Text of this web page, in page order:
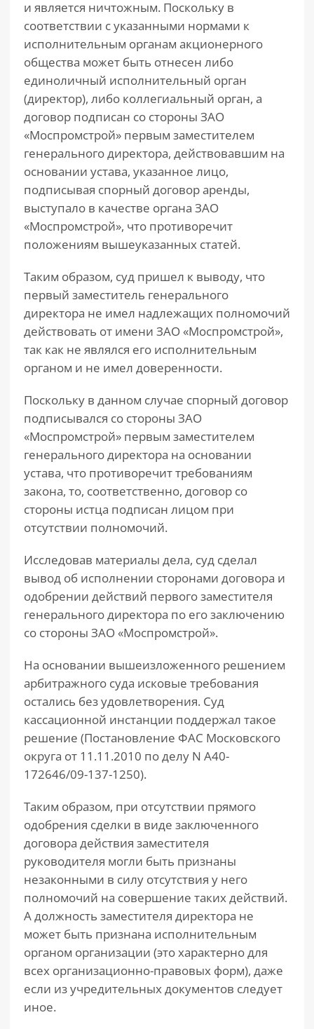
и является ничтожным. Поскольку в
соответствии с указанными нормами к
исполнительным органам акционерного
общества может быть отнесен либо
единоличный исполнительный орган
(директор), либо коллегиальный орган, а
договор подписан со стороны ЗАО
«Моспромстрой» первым заместителем
генерального директора, действовавшим на
основании устава, указанное лицо,
подписывая спорный договор аренды,
выступало в качестве органа ЗАО
«Моспромстрой», что противоречит
положениям вышеуказанных статей.
Таким образом, суд пришел к выводу, что
первый заместитель генерального
директора не имел надлежащих полномочий
действовать от имени ЗАО «Моспромстрой»,
так как не являлся его исполнительным
органом и не имел доверенности.
Поскольку в данном случае спорный договор
подписывался со стороны ЗАО
«Моспромстрой» первым заместителем
генерального директора на основании
устава, что противоречит требованиям
закона, то, соответственно, договор со
стороны истца подписан лицом при
отсутствии полномочий.
Исследовав материалы дела, суд сделал
вывод об исполнении сторонами договора и
одобрении действий первого заместителя
генерального директора по его заключению
со стороны ЗАО «Моспромстрой».
На основании вышеизложенного решением
арбитражного суда исковые требования
остались без удовлетворения. Суд
кассационной инстанции поддержал такое
решение (Постановление ФАС Московского
округа от 11.11.2010 по делу N А40-
172646/09-137-1250).
Таким образом, при отсутствии прямого
одобрения сделки в виде заключенного
договора действия заместителя
руководителя могли быть признаны
незаконными в силу отсутствия у него
полномочий на совершение таких действий.
А должность заместителя директора не
может быть признана исполнительным
органом организации (это характерно для
всех организационно-правовых форм), даже
если из учредительных документов следует
иное.